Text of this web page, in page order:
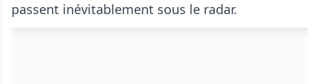
passent inévitablement sous le radar.